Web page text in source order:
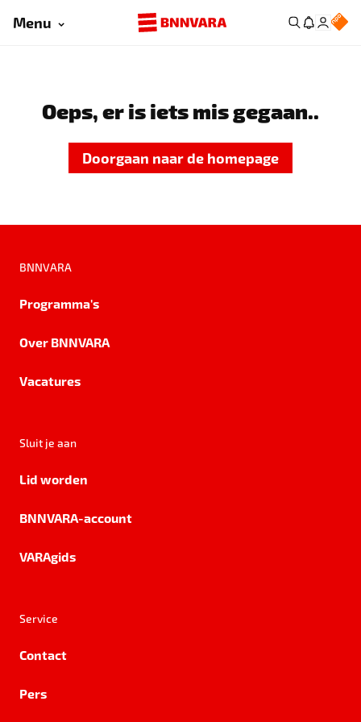
Menu
Oeps, er is iets mis gegaan..
Doorgaan naar de homepage
BNNVARA
Programma's
Over BNNVARA
Vacatures
Sluit je aan
Lid worden
BNNVARA-account
VARAgids
Service
Contact
Pers